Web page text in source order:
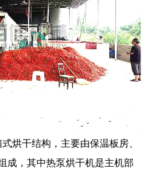
烘干结构，主要由保温板房、
成，其中热泵烘干机是主机部